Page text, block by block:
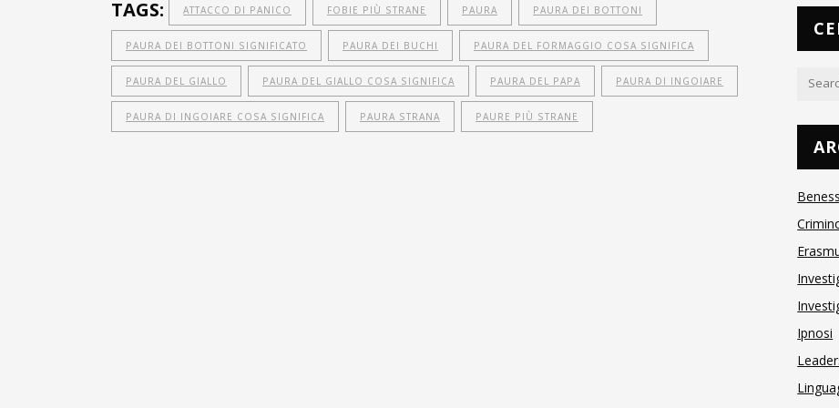
TAGS: ATTACCO DI PANICO FOBIE PIÙ STRANE PAURA PAURA DEI BOTTONI
PAURA DEI BOTTONI SIGNIFICATO PAURA DEI BUCHI PAURA DEL FORMAGGIO COSA SIGNIFICA
PAURA DEL GIALLO PAURA DEL GIALLO COSA SIGNIFICA PAURA DEL PAPA PAURA DI INGOIARE
PAURA DI INGOIARE COSA SIGNIFICA PAURA STRANA PAURE PIÙ STRANE
Ipnosi